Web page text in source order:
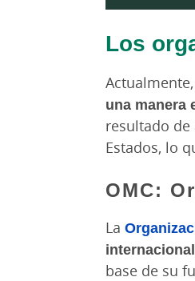
Los
una manera
resultado
Estados, lo
OMC:
La
base de su